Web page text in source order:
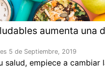
aumenta una
5 de Septiembre, 2019
salud, empiece a cambiar